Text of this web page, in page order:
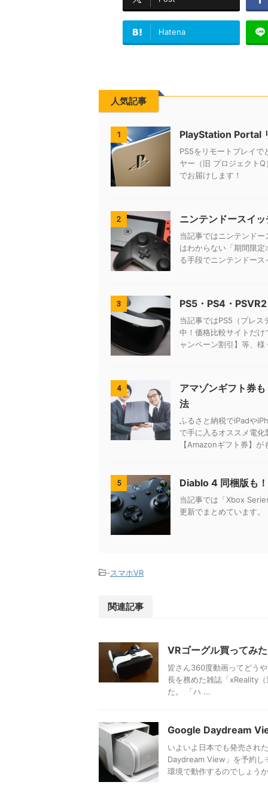
Hatena
人気記事
1 PlayStation Portal
PS5をリモートプレイ
ヤー（旧 プロジェクト
でお届けします！
2 ニンテンドースイ
当記事ではニンテンド
はわからない「期間限
る手段でニンテンドー
3 PS5・PS4・
当記事ではPS5（プレス
中！価格比較サイトだ
ャンペーン割引】等、
4
アマゾンギフト券
法
ふるさと納税でiPadや
で手に入るオススメ電
【Amazonギフト券】
5 Diablo 4 同梱版も
当記事では「Xbox
更新でまとめています。
-スマホVR
関連記事
VRゴーグル買ってみ
皆さん360度動画ってどう
長を務めた雑誌「xReality
た。 「ハ ...
Google Daydream
いよいよ日本でも発売され
Daydream View」を予約し
環境で動作するのでしょう